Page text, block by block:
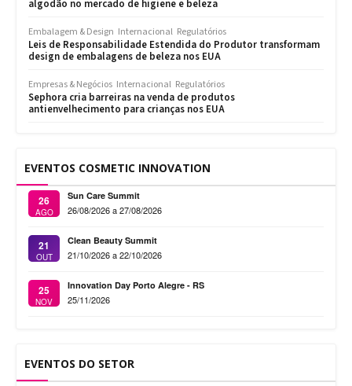
algodão no mercado de higiene e beleza
Embalagem & Design Internacional Regulatórios
Leis de Responsabilidade Estendida do Produtor transformam
design de embalagens de beleza nos EUA
Empresas & Negócios Internacional Regulatórios
Sephora cria barreiras na venda de produtos
antienvelhecimento para crianças nos EUA
EVENTOS COSMETIC INNOVATION
26
AGO
Sun Care Summit
26/08/2026 a 27/08/2026
21
OUT
Clean Beauty Summit
21/10/2026 a 22/10/2026
25
NOV
Innovation Day Porto Alegre - RS
25/11/2026
EVENTOS DO SETOR